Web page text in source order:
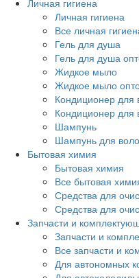
Личная гигиена
Личная гигиена
Все личная
Гель для душа
Гель для душа
Жидкое мыло
Жидкое мыло
Кондиционер для
Кондиционер для
Шампунь
Шампунь для
Бытовая химия
Бытовая химия
Все бытовая
Средства для
Средства для
Запчасти и
Запчасти и
Все запчасти и
Для автономных